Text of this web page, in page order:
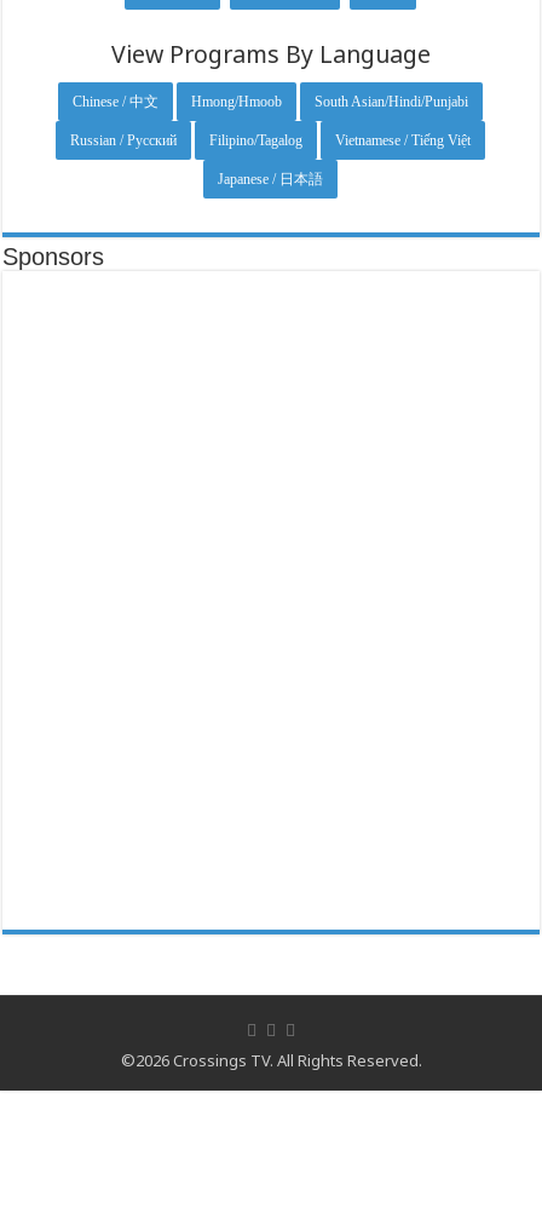
View Programs By Language
Chinese / 中文 Hmong/Hmoob South Asian/Hindi/Punjabi
Russian / Русский Filipino/Tagalog Vietnamese / Tiếng Việt
Japanese / 日本語
Sponsors
©2026 Crossings TV. All Rights Reserved.